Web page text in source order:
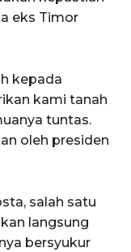
eks Timor
kepada
kami tanah
tuntas.
oleh presiden
salah satu
langsung
bersyukur